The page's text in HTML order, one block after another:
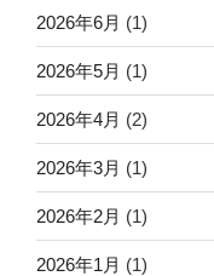
2026年6月 (1)
2026年5月 (1)
2026年4月 (2)
2026年3月 (1)
2026年2月 (1)
2026年1月 (1)